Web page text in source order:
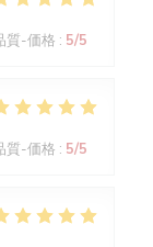
質-価格 : 5/5
質-価格 : 5/5